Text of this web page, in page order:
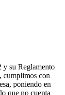
su Reglamento
cumplimos con
poniendo en
que no cuenta